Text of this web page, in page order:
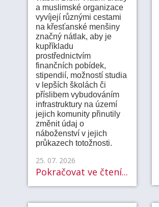
a muslimské organizace
vyvíjejí různými cestami
na křesťanské menšiny
značný nátlak, aby je
kupříkladu
prostřednictvím
finančních pobídek,
stipendií, možností studia
v lepších školách či
příslibem vybudováním
infrastruktury na území
jejich komunity přinutily
změnit údaj o
náboženství v jejich
průkazech totožnosti.
25. 07. 2026
Pokračovat ve čtení...